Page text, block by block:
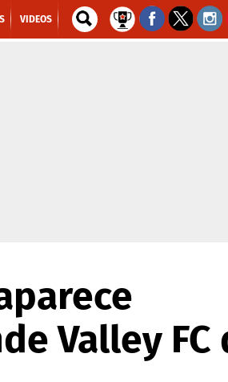
VIDEOS
Valley FC